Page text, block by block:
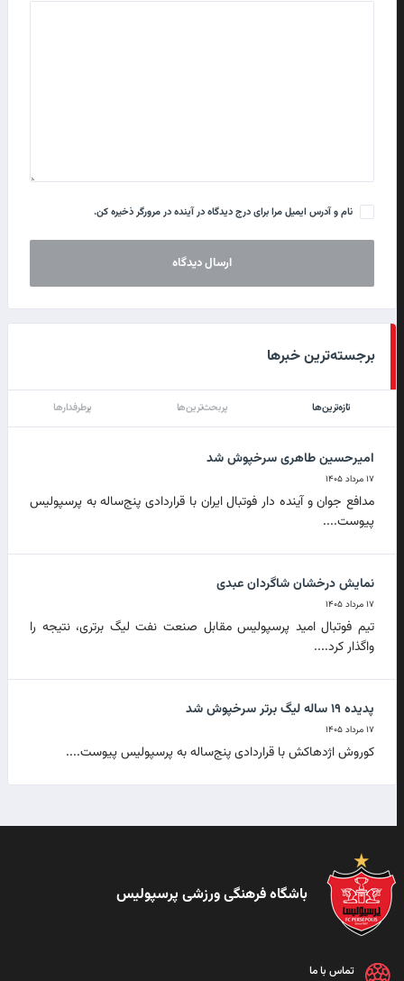
نام و آدرس ایمیل مرا برای درج دیدگاه در آینده در مرورگر ذخیره کن.
برجسته‌ترین خبرها
تازه‌ترین‌ها پربحث‌ترین‌ها پرطرفدارها
امیرحسین طاهری سرخپوش شد
۱۷ مرداد ۱۴۰۵
مدافع جوان و آینده دار فوتبال ایران با قراردادی پنج‌ساله به پرسپولیس
پیوست....
نمایش درخشان شاگردان عبدی
۱۷ مرداد ۱۴۰۵
تیم فوتبال امید پرسپولیس مقابل صنعت نفت لیگ برتری، نتیجه را
واگذار کرد....
پدیده ۱۹ ساله لیگ برتر سرخپوش شد
۱۷ مرداد ۱۴۰۵
کوروش اژدهاکش با قراردادی پنج‌ساله به پرسپولیس پیوست....
باشگاه فرهنگی ورزشی پرسپولیس
تماس با ما